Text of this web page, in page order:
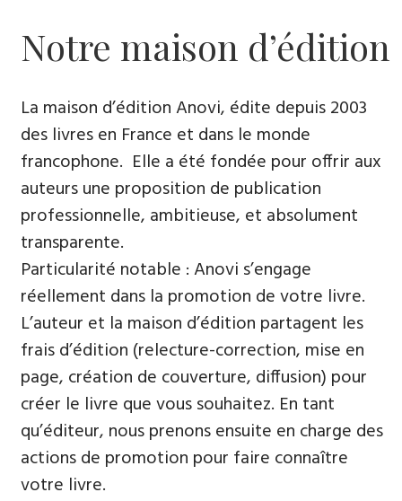
Notre maison d’édition
La maison d’édition Anovi, édite depuis 2003
des livres en France et dans le monde
francophone. Elle a été fondée pour offrir aux
auteurs une proposition de publication
professionnelle, ambitieuse, et absolument
transparente.
Particularité notable : Anovi s’engage
réellement dans la promotion de votre livre.
L’auteur et la maison d’édition partagent les
frais d’édition (relecture-correction, mise en
page, création de couverture, diffusion) pour
créer le livre que vous souhaitez. En tant
qu’éditeur, nous prenons ensuite en charge des
actions de promotion pour faire connaître
votre livre.